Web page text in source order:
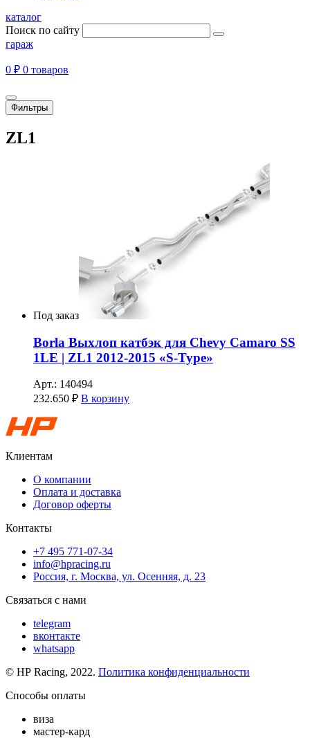
каталог
Поиск по сайту
гараж
0 ₽ 0 товаров
Фильтры
ZL1
Под заказ
Borla Выхлоп катбэк для Chevy Camaro SS
1LE | ZL1 2012-2015 «S-Type»
Арт.: 140494
232.650 ₽ В корзину
Клиентам
О компании
Оплата и доставка
Договор оферты
Контакты
+7 495 771-07-34
info@hpracing.ru
Россия, г. Москва, ул. Осенняя, д. 23
Связаться с нами
telegram
вконтакте
whatsapp
© HP Racing, 2022. Политика конфиденциальности
Способы оплаты
виза
мастер-кард